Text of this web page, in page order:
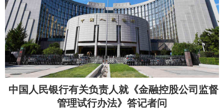
中国人民银行有关负责人就《金融控股公司监督
管理试行办法》答记者问